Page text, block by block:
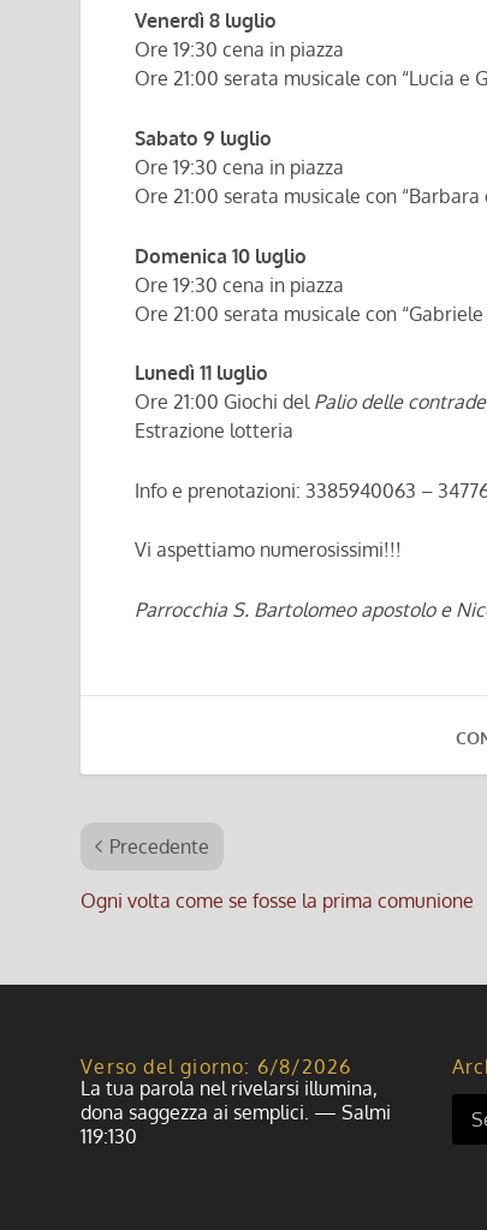
Venerdì 8 luglio
Ore 19:30 cena in piazza
Ore 21:00 serata musicale con “Lucia e
Sabato 9 luglio
Ore 19:30 cena in piazza
Ore 21:00 serata musicale con “Barbara
Domenica 10 luglio
Ore 19:30 cena in piazza
Ore 21:00 serata musicale con “Gabriele
Lunedì 11 luglio
Ore 21:00 Giochi del Palio delle contrade
Estrazione lotteria
Info e prenotazioni: 3385940063 –
Vi aspettiamo numerosissimi!!!
Parrocchia S. Bartolomeo apostolo e
Precedente
Ogni volta come se fosse la prima comunione
Verso del giorno: 6/8/2026
La tua parola nel rivelarsi illumina,
dona saggezza ai semplici. — Salmi
119:130